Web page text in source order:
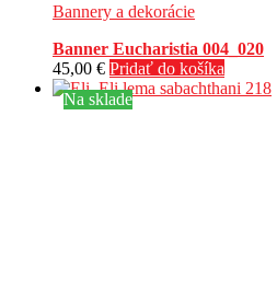
Bannery a dekorácie
Banner Eucharistia 004_020
45,00 € Pridať do košíka
Na sklade